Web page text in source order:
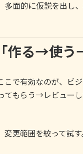
面的に仮説を出し
作る→使
で有効なのが、ビジ
もらう→レビュー
更範囲を絞って試